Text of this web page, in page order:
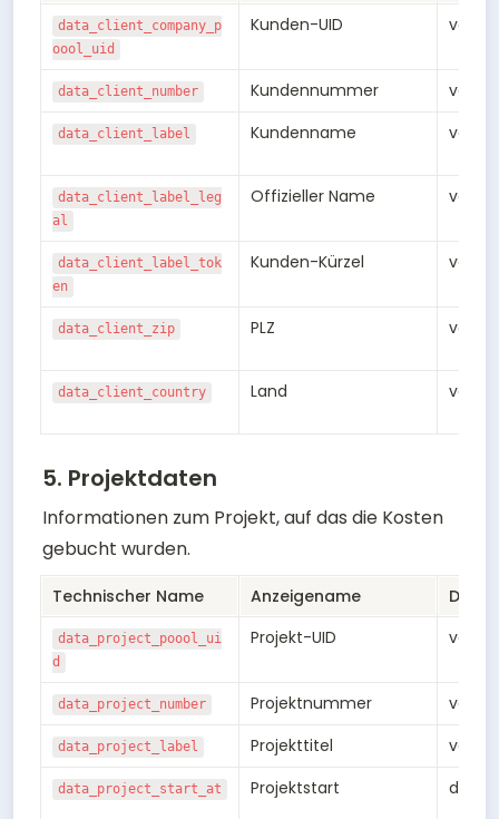
data_client_company_p
oool_uid
Kunden-UID
data_client_number Kundennummer
data_client_label Kundenname
data_client_label_leg
al
Offizieller Name
data_client_label_tok
en
Kunden-Kürzel
data_client_zip PLZ
data_client_country Land
5. Projektdaten
Informationen zum Projekt, auf das die Kosten
gebucht wurden.
Technischer Name Anzeigename
data_project_poool_ui
d
Projekt-UID
data_project_number Projektnummer
data_project_label Projekttitel
data_project_start_at Projektstart date